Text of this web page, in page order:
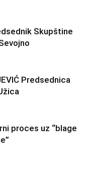
Skupštine
Predsednica
proces uz “blage